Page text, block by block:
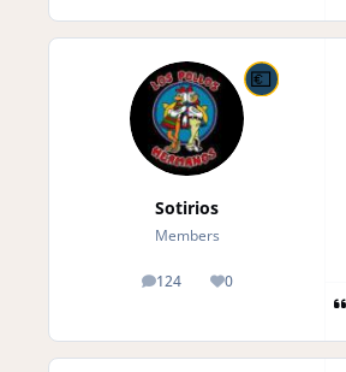
Sotirios
Members
124
posts 0
Reputation